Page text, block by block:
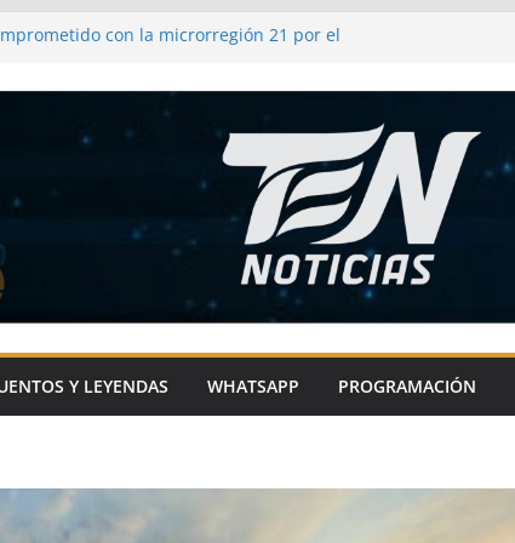
con la microrregión 21 por el
su compromiso con el campo y los
de Metepec-Atlixco se une a la fiesta
chile en nogada
impulsa el deporte en comunidades
con sentido social
Y LEYENDAS WHATSAPP PROGRAMACIÓN